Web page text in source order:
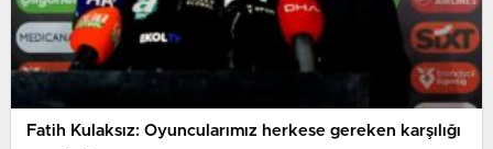
Fatih Kulaksız: Oyuncularımız herkese gereken karşılığı